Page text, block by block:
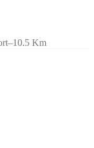
–10.5 Km